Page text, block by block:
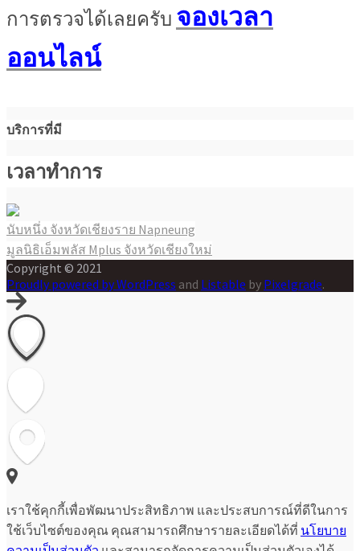
การตรวจได้เลยครับ จองเวลา
ออนไลน์
บริการที่มี
เวลาทำการ
แนะแนว
เรื่อง
นับหนึ่ง จังหวัดเชียงราย Napneung
มูลนิธิเอ็มพลัส Mplus จังหวัดเชียงใหม่
Copyright © 2021
Proudly powered by WordPress and Listable by Pixelgrade.
เราใช้คุกกี้เพื่อพัฒนาประสิทธิภาพ และประสบการณ์ที่ดีในการ
ใช้เว็บไซต์ของคุณ คุณสามารถศึกษารายละเอียดได้ที่ นโยบาย